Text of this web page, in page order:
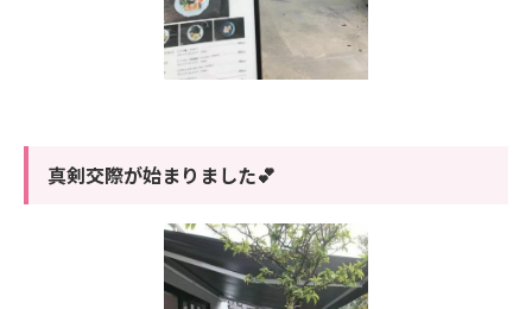
真剣交際が始まりました💕